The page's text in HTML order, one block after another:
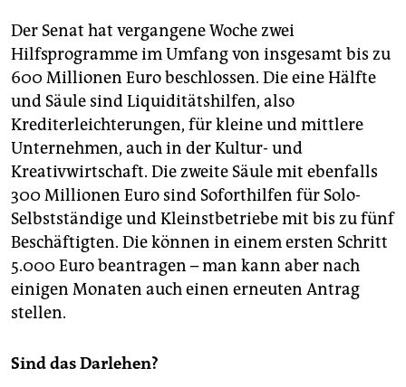
Der Senat hat vergangene Woche zwei
Hilfsprogramme im Umfang von insgesamt bis zu
600 Millionen Euro beschlossen. Die eine Hälfte
und Säule sind Liquiditätshilfen, also
Krediterleichterungen, für kleine und mittlere
Unternehmen, auch in der Kultur- und
Kreativwirtschaft. Die zweite Säule mit ebenfalls
300 Millionen Euro sind Soforthilfen für Solo-
Selbstständige und Kleinstbetriebe mit bis zu fünf
Beschäftigten. Die können in einem ersten Schritt
5.000 Euro beantragen – man kann aber nach
einigen Monaten auch einen erneuten Antrag
stellen.
Sind das Darlehen?